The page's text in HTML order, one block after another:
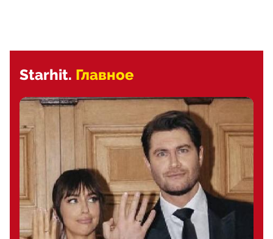
Starhit. Главное